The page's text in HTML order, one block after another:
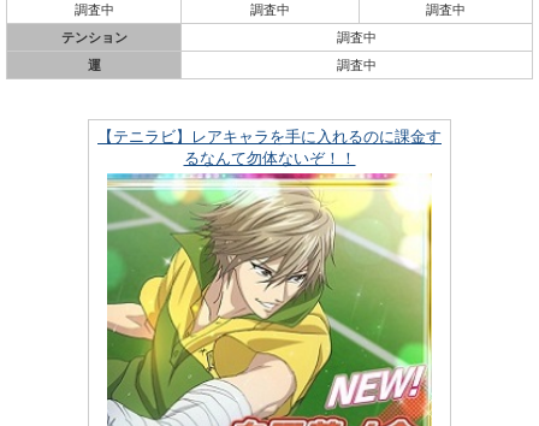
調査中
調査中
調査中
テンション
調査中
運
調査中
【テニラビ】レアキャラを手に入れるのに課金す
るなんて勿体ないぞ！！